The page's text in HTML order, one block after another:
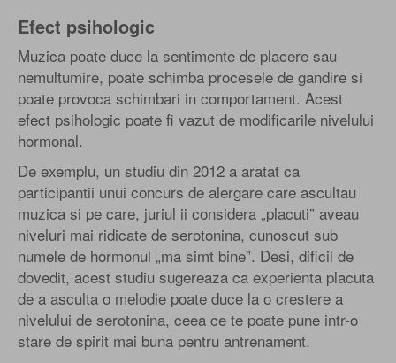
Efect psihologic
Muzica poate duce la sentimente de placere sau
nemultumire, poate schimba procesele de gandire si
poate provoca schimbari in comportament. Acest
efect psihologic poate fi vazut de modificarile nivelului
hormonal.
De exemplu, un studiu din 2012 a aratat ca
participantii unui concurs de alergare care ascultau
muzica si pe care, juriul ii considera „placuti” aveau
niveluri mai ridicate de serotonina, cunoscut sub
numele de hormonul „ma simt bine”. Desi, dificil de
dovedit, acest studiu sugereaza ca experienta placuta
de a asculta o melodie poate duce la o crestere a
nivelului de serotonina, ceea ce te poate pune intr-o
stare de spirit mai buna pentru antrenament.